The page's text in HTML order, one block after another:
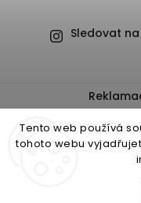
Tento web používá
tohoto webu
Sledovat
Obchodní